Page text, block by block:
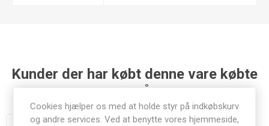
Kunder der har købt denne vare købte
også
Cookies hjælper os med at holde styr på indkøbskurv
og andre services. Ved at benytte vores hjemmeside,